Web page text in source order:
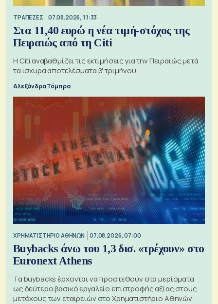
ΤΡΑΠΕΖΕΣ 07.08.2026, 11:33
Στα 11,40 ευρώ η νέα τιμή-στόχος της
Πειραιώς από τη Citi
Η Citi αναβαθμίζει τις εκτιμήσεις για την Πειραιώς μετά
τα ισχυρά αποτελέσματα β' τριμήνου
Αλεξάνδρα Τόμπρα
XΡΗΜΑΤΙΣΤΗΡΙΟ ΑΘΗΝΩΝ 07.08.2026, 07:00
Buybacks άνω του 1,3 δισ. «τρέχουν» στο
Euronext Athens
Τα buybacks έρχονται να προστεθούν στα μερίσματα
ως δεύτερο βασικό εργαλείο επιστροφής αξίας στους
μετόχους των εταιρειών στο Χρηματιστήριο Αθηνών